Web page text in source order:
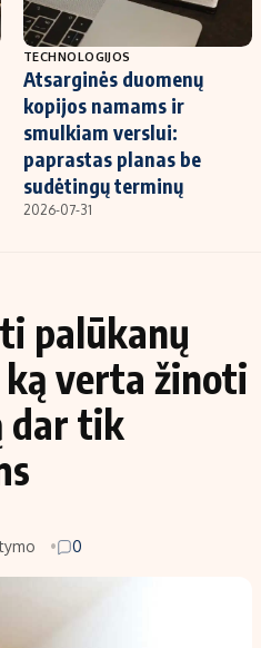
TECHNOLOGIJOS
Atsarginės duomenų
kopijos namams ir
smulkiam verslui:
paprastas planas be
sudėtingų terminų
2026-07-31
palūkanų
verta žinoti
dar tik
0